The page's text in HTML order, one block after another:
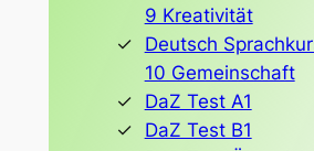
9 Kreativität
Deutsch
10 Gemeinschaft
DaZ Test A1
DaZ Test B1